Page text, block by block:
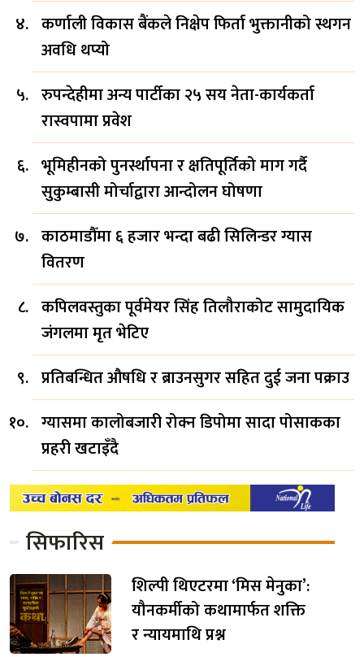
कर्णाली विकास बैंकले निक्षेप फिर्ता भुक्तानीको स्थगन
अवधि थप्यो
रुपन्देहीमा अन्य पार्टीका २५ सय नेता-कार्यकर्ता
रास्वपामा प्रवेश
भूमिहीनको पुनर्स्थापना र क्षतिपूर्तिको माग गर्दै
सुकुम्बासी मोर्चाद्वारा आन्दोलन घोषणा
काठमाडौँमा ६ हजार भन्दा बढी सिलिन्डर ग्यास
वितरण
कपिलवस्तुका पूर्वमेयर सिंह तिलौराकोट सामुदायिक
जंगलमा मृत भेटिए
प्रतिबन्धित औषधि र ब्राउनसुगर सहित दुई जना पक्राउ
ग्यासमा कालोबजारी रोक्न डिपोमा सादा पोसाकका
प्रहरी खटाइँदै
सिफारिस
शिल्पी थिएटरमा ‘मिस मेनुका’:
यौनकर्मीको कथामार्फत शक्ति
र न्यायमाथि प्रश्न